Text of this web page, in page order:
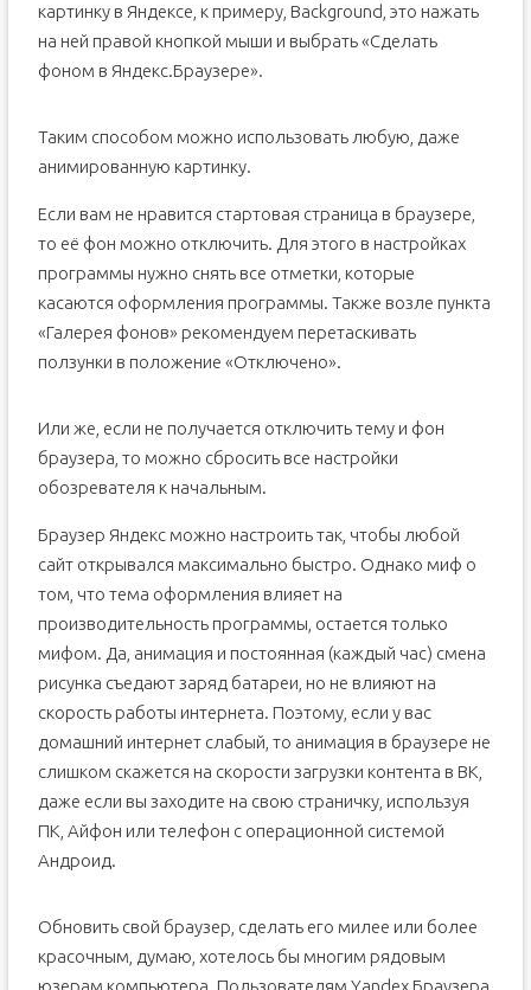
картинку в Яндексе, к примеру, Background, это нажать
на ней правой кнопкой мыши и выбрать «Сделать
фоном в Яндекс.Браузере».
Таким способом можно использовать любую, даже
анимированную картинку.
Если вам не нравится стартовая страница в браузере,
то её фон можно отключить. Для этого в настройках
программы нужно снять все отметки, которые
касаются оформления программы. Также возле пункта
«Галерея фонов» рекомендуем перетаскивать
ползунки в положение «Отключено».
Или же, если не получается отключить тему и фон
браузера, то можно сбросить все настройки
обозревателя к начальным.
Браузер Яндекс можно настроить так, чтобы любой
сайт открывался максимально быстро. Однако миф о
том, что тема оформления влияет на
производительность программы, остается только
мифом. Да, анимация и постоянная (каждый час) смена
рисунка съедают заряд батареи, но не влияют на
скорость работы интернета. Поэтому, если у вас
домашний интернет слабый, то анимация в браузере не
слишком скажется на скорости загрузки контента в ВК,
даже если вы заходите на свою страничку, используя
ПК, Айфон или телефон с операционной системой
Андроид.
Обновить свой браузер, сделать его милее или более
красочным, думаю, хотелось бы многим рядовым
юзерам компьютера. Пользователям Yandex Браузера